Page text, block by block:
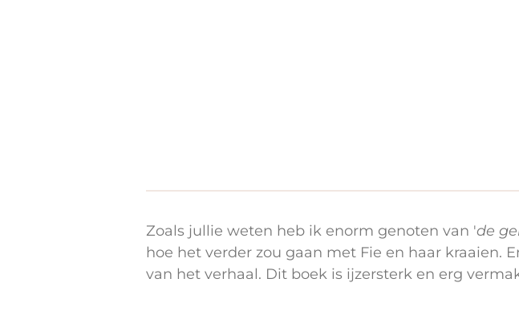
Zoals jullie weten heb ik enorm genoten van 'de
hoe het verder zou gaan met Fie en haar kraaien.
van het verhaal. Dit boek is ijzersterk en erg